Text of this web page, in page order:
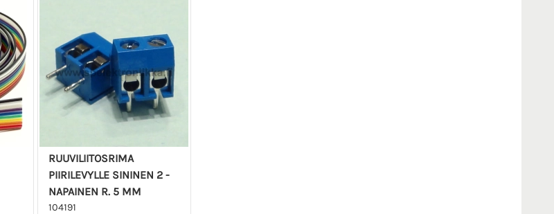
RUUVILIITOSRIMA
PIIRILEVYLLE SININEN 2 -
NAPAINEN R. 5 MM
104191